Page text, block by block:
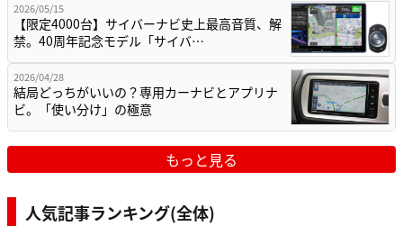
2026/05/15
【限定4000台】サイバーナビ史上最高音質、解
禁。40周年記念モデル「サイバ…
2026/04/28
結局どっちがいいの？専用カーナビとアプリナ
ビ。「使い分け」の極意
もっと見る
人気記事ランキング(全体)